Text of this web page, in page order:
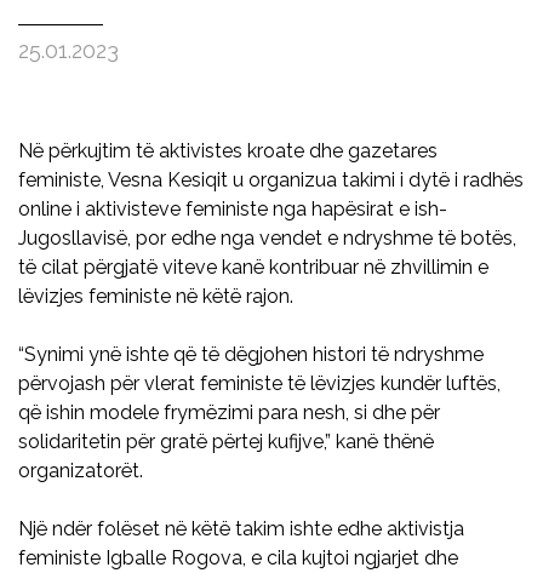
25.01.2023
Në përkujtim të aktivistes kroate dhe gazetares
feministe, Vesna Kesiqit u organizua takimi i dytë i radhës
online i aktivisteve feministe nga hapësirat e ish-
Jugosllavisë, por edhe nga vendet e ndryshme të botës,
të cilat përgjatë viteve kanë kontribuar në zhvillimin e
lëvizjes feministe në këtë rajon.
“Synimi ynë ishte që të dëgjohen histori të ndryshme
përvojash për vlerat feministe të lëvizjes kundër luftës,
që ishin modele frymëzimi para nesh, si dhe për
solidaritetin për gratë përtej kufijve,” kanë thënë
organizatorët.
Një ndër folëset në këtë takim ishte edhe aktivistja
feministe Igballe Rogova, e cila kujtoi ngjarjet dhe